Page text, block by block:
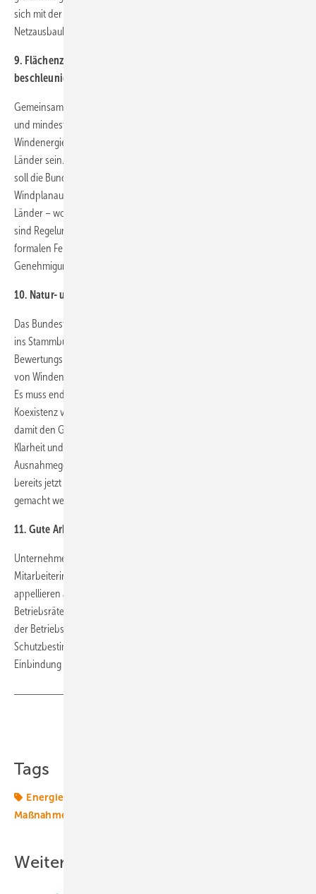
sich mit der Abschaltung von Kohle- und Atomkraftwerken der
Netzausbaubedarf weiter erhöhen.
9. Flächenziel festlegen, Planungs- und Genehmigungsverfahren
beschleunigen
Gemeinsam mit den Ländern muss der Bund ein Flächenziel festlegen
und mindestens zwei Prozent der Fläche in Deutschland für
Windenergie vorsehen. Ziel sollten verbindliche Flächenziele der
Länder sein. Statt pauschale Bauverbote für Windenergie zu schaffen,
soll die Bundesregierung die laufenden Regional- und
Windplanaufstellungen zur Bereitstellung von Windenergieflächen der
Länder – wo dies möglich ist – unterstützen und nicht torpedieren. Es
sind Regelungen nötig, um die Heilbarkeit von Regionalplänen bei
formalen Fehlern zu verbessern und die Digitalisierung der
Genehmigungsverfahren voranzutreiben.
10. Natur- und Artenschutz standardisieren
Das Bundesverfassungsgericht hat der Bundesregierung schon 2018
ins Stammbuch geschrieben, dass sie für einen einheitlichen
Bewertungsmaßstab von Naturschutzfragen bei der Genehmigung
von Windenergie sorgen muss. Bisher bleibt sie bei Ankündigungen.
Es muss endlich für bundesweit einheitliche Standards für die
Koexistenz von Windenergie und Naturschutz gesorgt werden, um
damit den Genehmigungsbehörden vor Ort Bewertungsmaßstäbe,
Klarheit und Rechtssicherheit zu verschaffen. Die Nutzung der
Ausnahmegenehmigung bei gutem Zustand von Populationen, wie sie
bereits jetzt im Naturschutzgesetz vorgesehen ist, soll nutzbar
gemacht werden.
11. Gute Arbeit für saubere Energie gewährleisten
Unternehmen können langfristig nur gemeinsam mit ihren
Mitarbeiterinnen und Mitarbeitern erfolgreich sein kann. Wir
appellieren an Hersteller und Projektierer, die Bildung von
Betriebsräten zu unterstützen. Hier muss der Gesetzgeber die Rechte
der Betriebsräte stärken – etwa durch besondere
Schutzbestimmungen zur Bildung von Betriebsräten und eine stärkere
Einbindung der Betriebsräte in die Personalplanung.
Tags
Energiemarkt
Maßnahme
Weitere Inhalte